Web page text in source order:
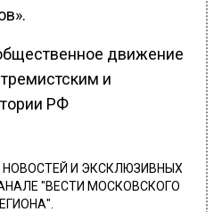
движение
и
РФ
И ЭКСКЛЮЗИВНЫХ
"ВЕСТИ МОСКОВСКОГО